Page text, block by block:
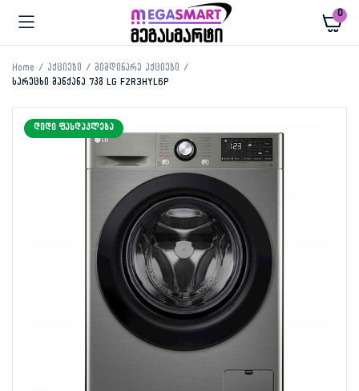
0
Home აქციები
მიმდინარე აქციები
სარეცხი მანქანა 7კგ LG F2R3HYL6P
ᲓᲘᲓᲘ ᲤᲐᲡᲓᲐᲙᲚᲔᲑᲐ